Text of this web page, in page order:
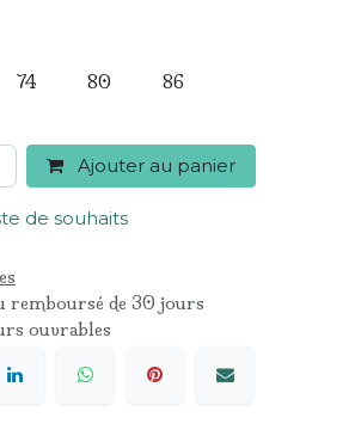
74 80 86
Ajouter au panier
de souhaits
remboursé de 30 jours
ouvrables